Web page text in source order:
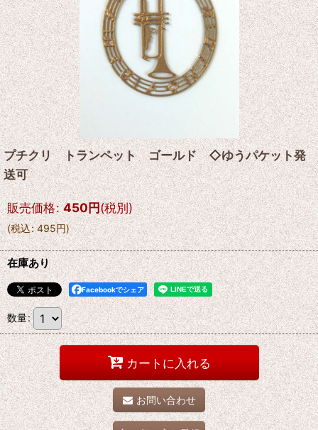
プチクリ トランペット ゴールド ◇ゆうパケット発
送可
販売価格: 450円(税別)
(税込: 495円)
在庫あり
Facebookでシェア
数量:
カートに入れる
お問い合わせ